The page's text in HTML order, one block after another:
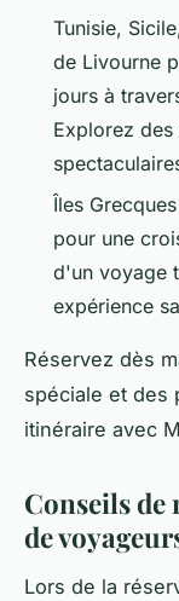
Tunisie,
de Livourne
jours à
Explorez
Îles
pour une
d'un voyage
expérience
Réservez dès
spéciale et des
itinéraire avec
Conseils de
de
Lors de la